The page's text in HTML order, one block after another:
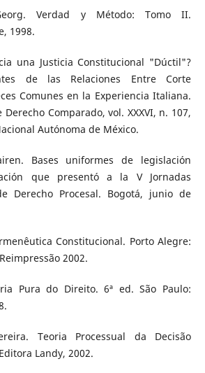
Georg. Verdad y Método: Tomo II.
1998.
una Justicia Constitucional "Dúctil"?
de las Relaciones Entre Corte
Comunes en la Experiencia Italiana.
Comparado, vol. XXXVI, n. 107,
Autónoma de México.
Bases uniformes de legislación
que presentó a la V Jornadas
Derecho Procesal. Bogotá, junio de
Constitucional. Porto Alegre:
2002.
Pura do Direito. 6ª ed. São Paulo:
Teoria Processual da Decisão
Landy, 2002.